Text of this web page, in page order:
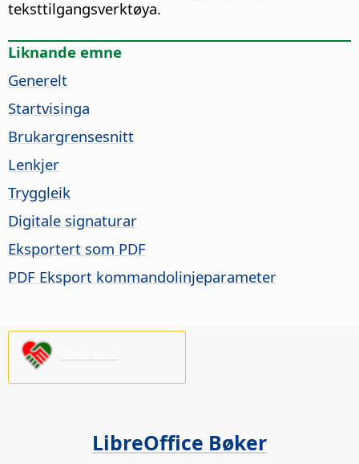
teksttilgangsverktøya.
Liknande emne
Generelt
Startvisinga
Brukargrensesnitt
Lenkjer
Tryggleik
Digitale signaturar
Eksportert som PDF
PDF Eksport kommandolinjeparameter
LibreOffice Bøker